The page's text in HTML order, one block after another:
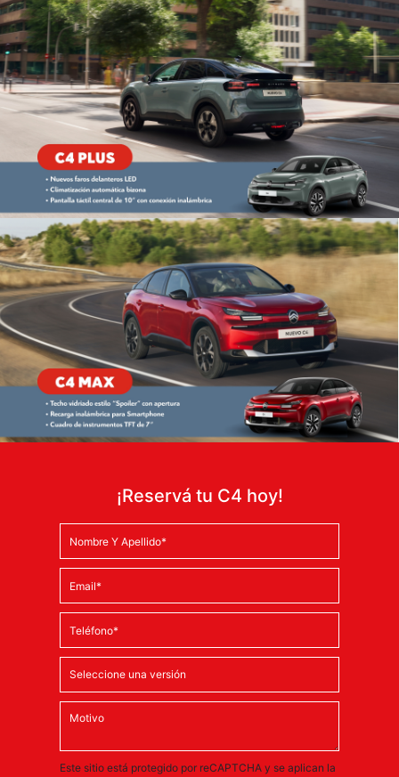
¡Reservá tu C4 hoy!
Este sitio está protegido por reCAPTCHA y se aplican la